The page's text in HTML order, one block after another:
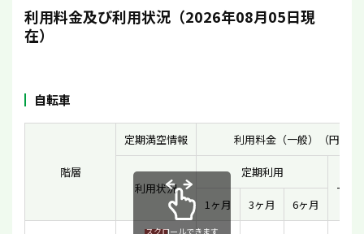
利用料金及び利用状況（2026年08月05日現
在）
自転車
階層
定期満空情報 利用料金（一般）（円）
利用状況
定期利用
一時
1ヶ月
3ヶ月 6ヶ月
スクロールできます